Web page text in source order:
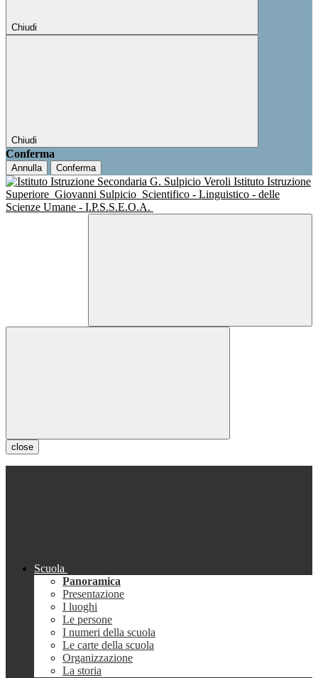
Chiudi
Chiudi
Conferma
Annulla Conferma
Istituto Istruzione
Superiore Giovanni Sulpicio Scientifico - Linguistico - delle
Scienze Umane - I.P.S.S.E.O.A.
close
Scuola
Panoramica
Presentazione
I luoghi
Le persone
I numeri della scuola
Le carte della scuola
Organizzazione
La storia